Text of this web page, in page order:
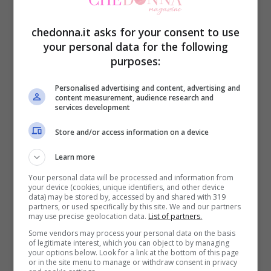
commerce che negli anni ha saputo
costruire una grande fiducia con ogni
cliente.
Il kit Perfect Silk Lashes contiene davvero
tutto il necessario per trattare ciglia e
anche sopracciglia seguendo la nuova
moda delle “soap brows” ovvero
sopracciglia all’insù.
Alcuniprodotti per la laminazione ciglia
contenuti nel kit sono davvero molto
chedonna.it asks for your consent to use
your personal data for the following
purposes:
Personalised advertising and content, advertising and
content measurement, audience research and
services development
Store and/or access information on a device
Learn more
Your personal data will be processed and information from
your device (cookies, unique identifiers, and other device
data) may be stored by, accessed by and shared with 319
partners, or used specifically by this site. We and our partners
may use precise geolocation data. List of partners.
Some vendors may process your personal data on the basis
of legitimate interest, which you can object to by managing
your options below. Look for a link at the bottom of this page
or in the site menu to manage or withdraw consent in privacy